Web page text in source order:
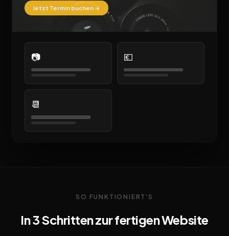
Jetzt Termin buchen →
📷 💶
📆
SO FUNKTIONIERT'S
In 3 Schritten zur fertigen Website